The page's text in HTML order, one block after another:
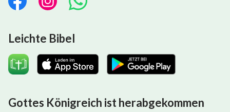
Leichte Bibel
Gottes Königreich ist herabgekommen